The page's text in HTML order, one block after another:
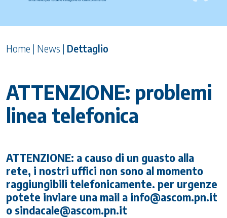
Home | News | Dettaglio
ATTENZIONE: problemi
linea telefonica
ATTENZIONE: a causo di un guasto alla
rete, i nostri uffici non sono al momento
raggiungibili telefonicamente. per urgenze
potete inviare una mail a info@ascom.pn.it
o sindacale@ascom.pn.it